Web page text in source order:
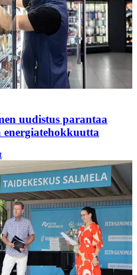
uudistus parantaa